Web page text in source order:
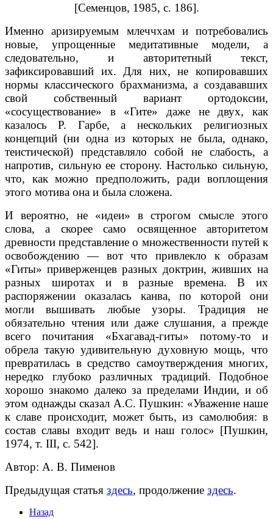
[Семенцов, 1985, с. 186].
Именно аризируемым млеччхам и потребовались
новые, упрощенные медитативные модели, а
следовательно, и авторитетный текст,
зафиксировавший их. Для них, не копировавших
нормы классического брахманизма, а создававших
свой собственный вариант ортодоксии,
«сосуществование» в «Гите» даже не двух, как
казалось Р. Гарбе, а нескольких религиозных
концепций (ни одна из которых не была, однако,
теистической) представляло собой не слабость, а
напротив, сильную ее сторону. Настолько сильную,
что, как можно предположить, ради воплощения
этого мотива она и была сложена.
И вероятно, не «идеи» в строгом смысле этого
слова, а скорее само освященное авторитетом
древности представление о множественности путей к
освобождению — вот что привлекло к образам
«Гиты» приверженцев разных доктрин, живших на
разных широтах и в разные времена. В их
распоряжении оказалась канва, по которой они
могли вышивать любые узоры. Традиция не
обязательно чтения или даже слушания, а прежде
всего почитания «Бхагавад-гиты» потому-то и
обрела такую удивительную духовную мощь, что
превратилась в средство самоутверждения многих,
нередко глубоко различных традиций. Подобное
хорошо знакомо далеко за пределами Индии, и об
этом однажды сказал А.С. Пушкин: «Уважение наше
к славе происходит, может быть, из самолюбия: в
состав славы входит ведь и наш голос» [Пушкин,
1974, т. III, с. 542].
Автор: А. В. Пименов
Предыдущая статья здесь, продолжение здесь.
Назад